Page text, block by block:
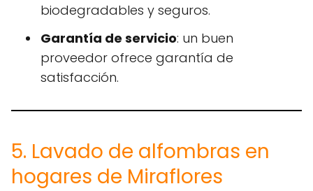
biodegradables y seguros.
Garantía de servicio: un buen
proveedor ofrece garantía de
satisfacción.
5. Lavado de alfombras en
hogares de Miraflores